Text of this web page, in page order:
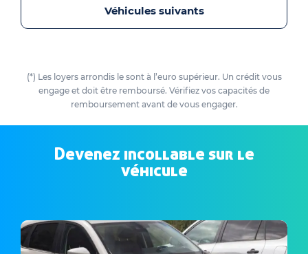
Véhicules suivants
(*) Les loyers arrondis le sont à l’euro supérieur. Un crédit vous
engage et doit être remboursé. Vérifiez vos capacités de
remboursement avant de vous engager.
Devenez incollable sur le
véhicule